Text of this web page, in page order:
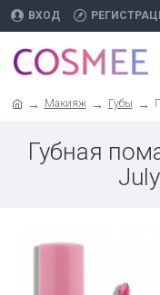
ВХОД
Макияж Губы
Губная